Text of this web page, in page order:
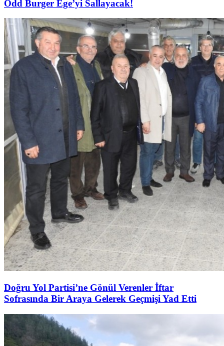
Odd Burger Ege’yi Sallayacak!
Doğru Yol Partisi’ne Gönül Verenler İftar
Sofrasında Bir Araya Gelerek Geçmişi Yad Etti